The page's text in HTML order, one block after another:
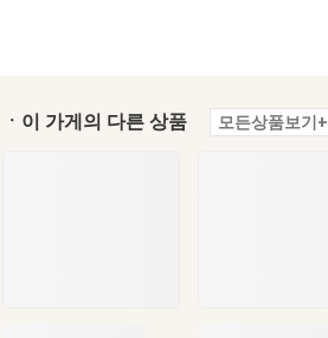
ㆍ이 가게의 다른 상품 모든상품보기+